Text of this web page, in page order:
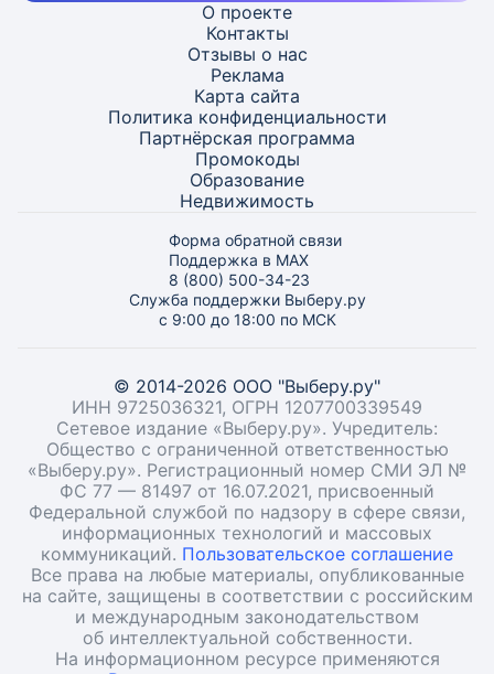
О проекте
Контакты
Отзывы о нас
Реклама
Карта сайта
Политика конфиденциальности
Партнёрская программа
Промокоды
Образование
Недвижимость
Форма обратной связи
Поддержка в MAX
8 (800) 500-34-23
Служба поддержки Выберу.ру
с 9:00 до 18:00 по МСК
© 2014-2026 ООО "Выберу.ру"
ИНН 9725036321, ОГРН 1207700339549
Сетевое издание «Выберу.ру». Учредитель:
Общество с ограниченной ответственностью
«Выберу.ру». Регистрационный номер СМИ ЭЛ №
ФС 77 — 81497 от 16.07.2021, присвоенный
Федеральной службой по надзору в сфере связи,
информационных технологий и массовых
коммуникаций. Пользовательское соглашение
Все права на любые материалы, опубликованные
на сайте, защищены в соответствии с российским
и международным законодательством
об интеллектуальной собственности.
На информационном ресурсе применяются